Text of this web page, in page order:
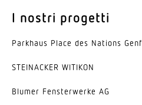
I nostri progetti
Parkhaus Place des Nations Genf
STEINACKER WITIKON
Blumer Fenster­werke AG